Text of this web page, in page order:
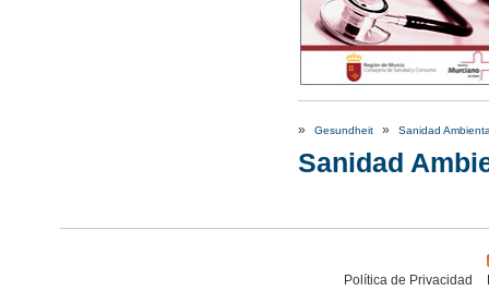
» Gesundheit » Sanidad
Sanidad
Política de Privacidad